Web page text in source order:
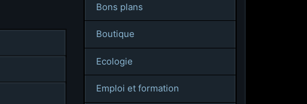
Bons plans
Boutique
Ecologie
Emploi et formation